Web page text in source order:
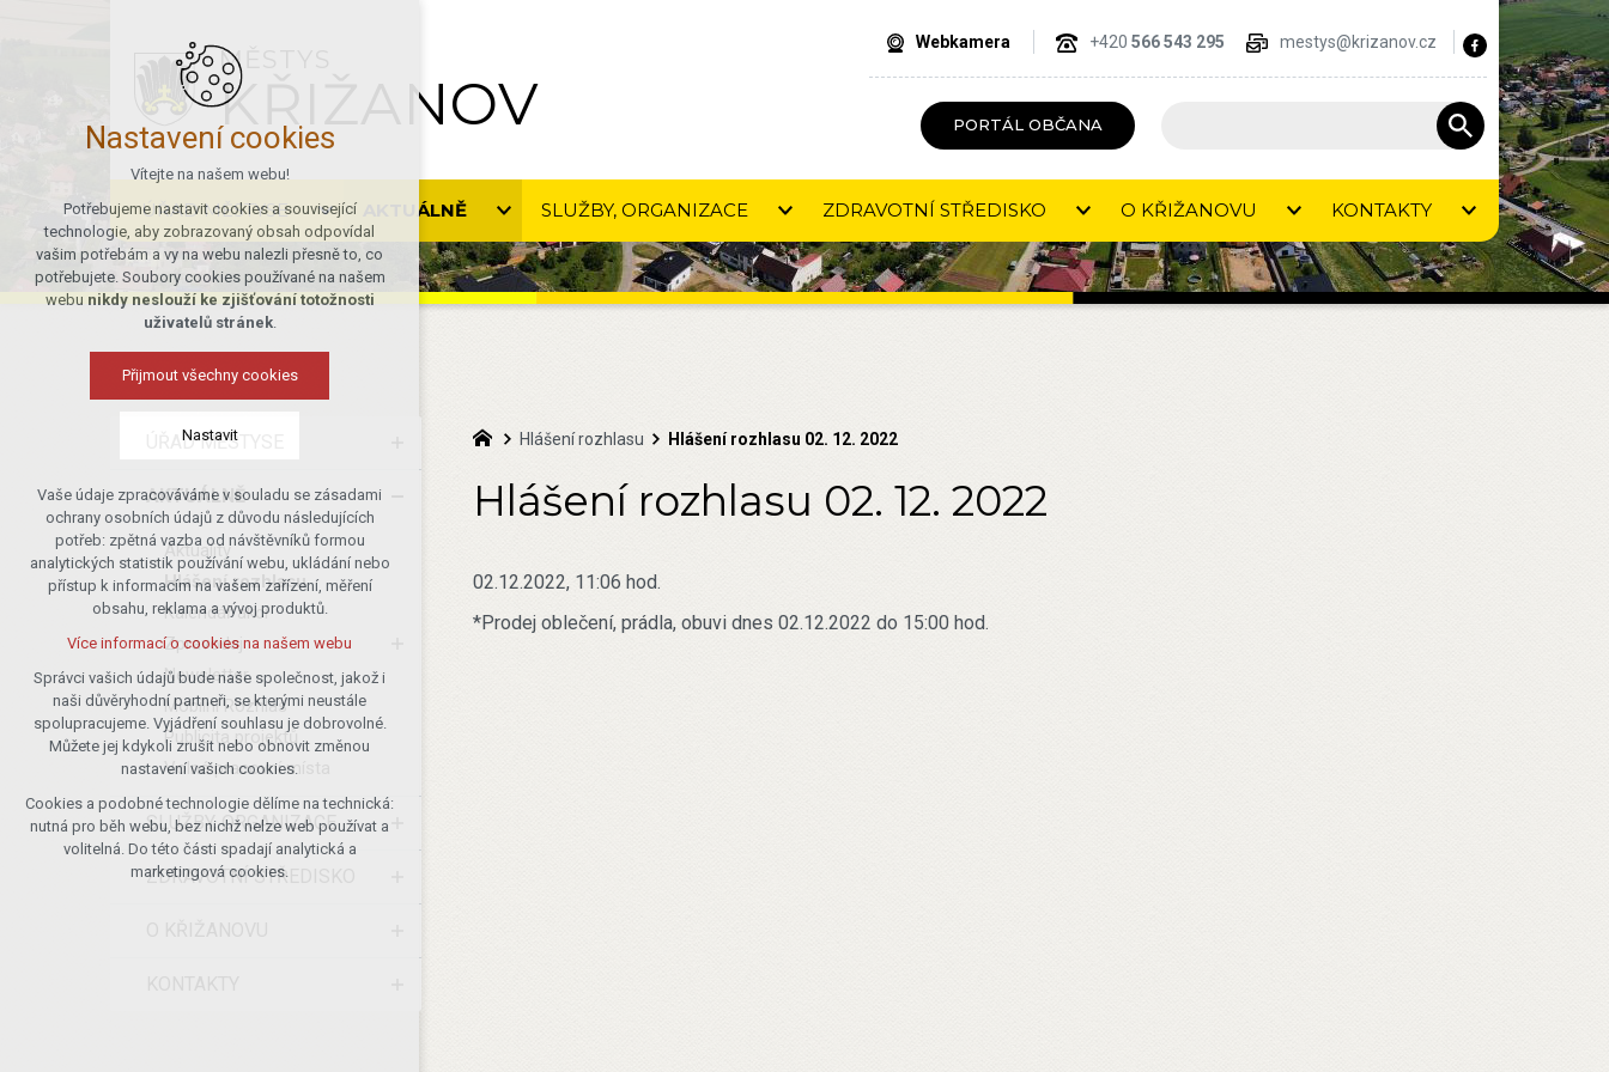
MĚSTYS
KŘIŽANOV
Webkamera +420 566 543 295 mestys@krizanov.cz
PORTÁL OBČANA
ÚŘAD MĚSTYSE AKTUÁLNĚ SLUŽBY, ORGANIZACE ZDRAVOTNÍ STŘEDISKO O KŘIŽANOVU KONTAKTY
ÚŘAD MĚSTYSE
AKTUÁLNĚ
Aktuality
Hlášení rozhlasu
Kalendář akcí
Zpravodaj
Newsletter
Mobilní Rozhlas
Publicita projektů
Volná pracovní místa
SLUŽBY, ORGANIZACE
ZDRAVOTNÍ STŘEDISKO
Hlášení rozhlasu Hlášení rozhlasu 02. 12. 2022
Hlášení rozhlasu 02. 12. 2022
02.12.2022, 11:06 hod.
*Prodej oblečení, prádla, obuvi dnes 02.12.2022 do 15:00 hod.
Nastavení cookies
Vítejte na našem webu!
Potřebujeme nastavit cookies a související
technologie, aby zobrazovaný obsah odpovídal
vašim potřebám a vy na webu nalezli přesně to, co
potřebujete. Soubory cookies používané na našem
webu nikdy neslouží ke zjišťování totožnosti
uživatelů stránek.
Přijmout všechny cookies
Nastavit
Technická cookies
nutná pro provozování webu
udržení kontextu stránek (session):
případná přihlášení, volby jazyka, apod.
Volitelná cookies
analytická pro anonymizované
vyhodnocení návštěvnosti
marketingová cookies (Google)
Více informací o cookies na našem webu
Přijmout všechny cookies
Odmítnout vše
Vaše údaje zpracováváme v souladu se zásadami
ochrany osobních údajů z důvodu následujících
potřeb: zpětná vazba od návštěvníků formou
analytických statistik používání webu, ukládání nebo
přístup k informacím na vašem zařízení, měření
obsahu, reklama a vývoj produktů.
Více informací o cookies na našem webu
Správci vašich údajů bude naše společnost, jakož i
naši důvěryhodní partneři, se kterými neustále
spolupracujeme. Vyjádření souhlasu je dobrovolné.
Můžete jej kdykoli zrušit nebo obnovit změnou
nastavení vašich cookies.
Cookies a podobné technologie dělíme na technická:
nutná pro běh webu, bez nichž nelze web používat a
volitelná. Do této části spadají analytická a
marketingová cookies.